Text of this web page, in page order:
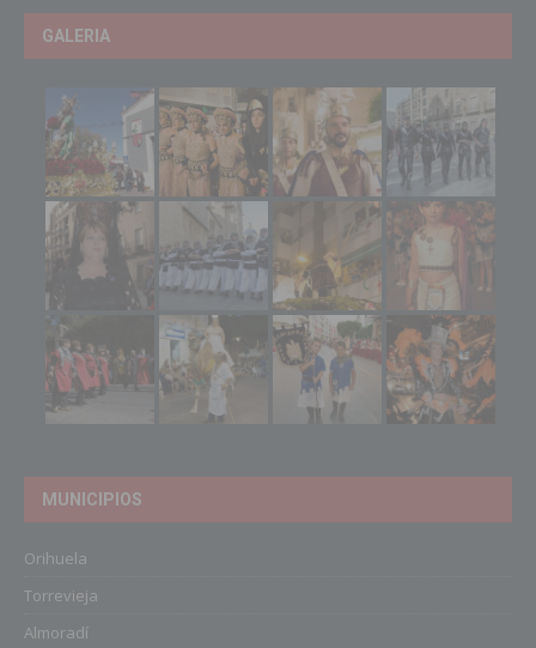
GALERIA
MUNICIPIOS
Orihuela
Torrevieja
Almoradí